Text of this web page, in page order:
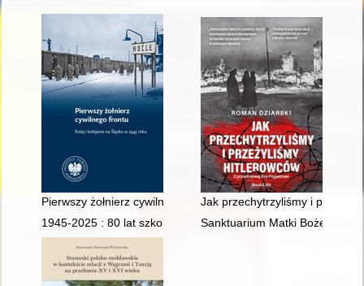
Pierwszy żołnierz cywilnego frontu : kolej i kolejarze na Śląsku
Jak przechytrzyliśmy i
1945-2025 : 80 lat szkolnictwa leśnego w Goraju : monografia
Sanktuarium Matki Bożej